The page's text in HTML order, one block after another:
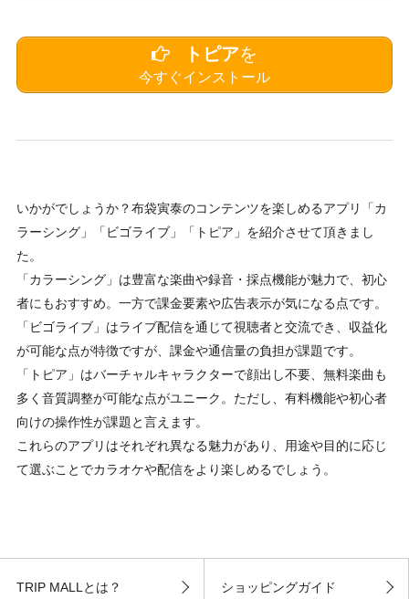
トピアを
今すぐインストール
いかがでしょうか？布袋寅泰のコンテンツを楽しめるアプリ「カ
ラーシング」「ビゴライブ」「トピア」を紹介させて頂きまし
た。
「カラーシング」は豊富な楽曲や録音・採点機能が魅力で、初心
者にもおすすめ。一方で課金要素や広告表示が気になる点です。
「ビゴライブ」はライブ配信を通じて視聴者と交流でき、収益化
が可能な点が特徴ですが、課金や通信量の負担が課題です。
「トピア」はバーチャルキャラクターで顔出し不要、無料楽曲も
多く音質調整が可能な点がユニーク。ただし、有料機能や初心者
向けの操作性が課題と言えます。
これらのアプリはそれぞれ異なる魅力があり、用途や目的に応じ
て選ぶことでカラオケや配信をより楽しめるでしょう。
TRIP MALLとは？ ショッピングガイド